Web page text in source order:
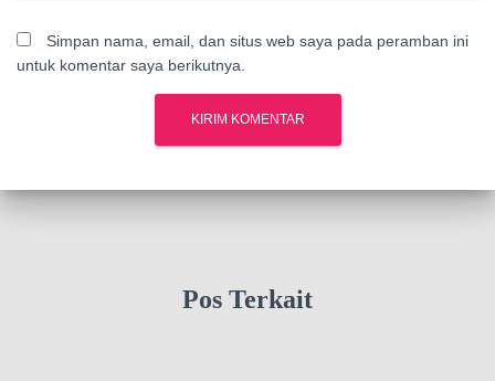
Simpan nama, email, dan situs web saya pada peramban ini
untuk komentar saya berikutnya.
Pos Terkait